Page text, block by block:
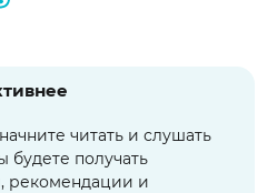
читать и слушать
будете получать
рекомендации и